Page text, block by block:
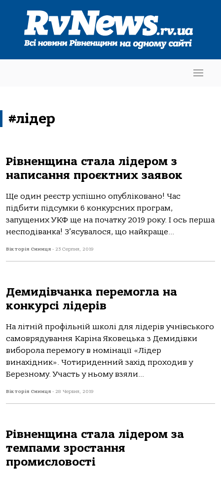
#лідер
Рівненщина стала лідером з
написання проєктних заявок
Ще один реєстр успішно опубліковано! Час
підбити підсумки 6 конкурсних програм,
запущених УКФ ще на початку 2019 року. І ось перша
несподіванка! З’ясувалося, що найкраще...
Вікторія Синиця - 23 Серпня, 2019
Демидівчанка перемогла на
конкурсі лідерів
На літній профільній школі для лідерів учнівського
самоврядування Каріна Яковецька з Демидівки
виборола перемогу в номінації «Лідер
винахідник». Чотириденний захід проходив у
Березному. Участь у ньому взяли...
Вікторія Синиця - 28 Червня, 2019
Рівненщина стала лідером за
темпами зростання
промисловості